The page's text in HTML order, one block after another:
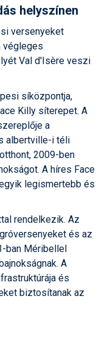
helyszínen
versenyeket
végleges
Val d'Isère veszi
síközpontja,
Killy síterepet. A
a
albertville-i téli
2009-ben
A híres Face
legismertebb és
rendelkezik. Az
és az
ban Méribellel
A
és
biztosítanak az